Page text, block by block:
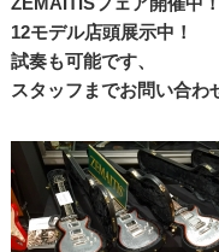
12モデル店頭展示中！
試奏も可能です、
スタッフまでお問い合わ